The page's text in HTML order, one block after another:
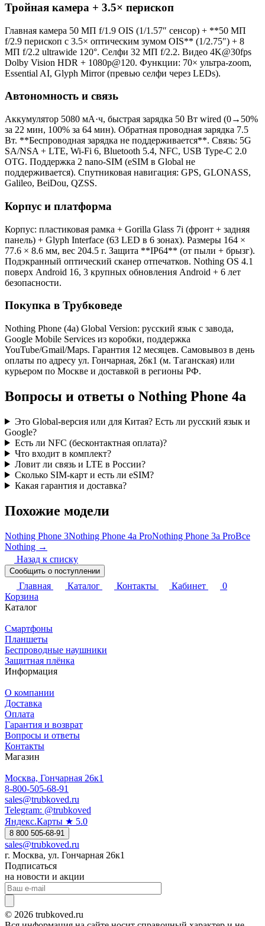
Тройная камера + 3.5× периcкоп
Главная камера 50 МП f/1.9 OIS (1/1.57″ сенсор) + **50 МП
f/2.9 периcкоп с 3.5× оптическим зумом OIS** (1/2.75″) + 8
МП f/2.2 ultrawide 120°. Селфи 32 МП f/2.2. Видео 4K@30fps
Dolby Vision HDR + 1080p@120. Функции: 70× ультра-zoom,
Essential AI, Glyph Mirror (превью селфи через LEDs).
Автономность и связь
Аккумулятор 5080 мА·ч, быстрая зарядка 50 Вт wired (0→50%
за 22 мин, 100% за 64 мин). Обратная проводная зарядка 7.5
Вт. **Беспроводная зарядка не поддерживается**. Связь: 5G
SA/NSA + LTE, Wi-Fi 6, Bluetooth 5.4, NFC, USB Type-C 2.0
OTG. Поддержка 2 nano-SIM (eSIM в Global не
поддерживается). Спутниковая навигация: GPS, GLONASS,
Galileo, BeiDou, QZSS.
Корпус и платформа
Корпус: пластиковая рамка + Gorilla Glass 7i (фронт + задняя
панель) + Glyph Interface (63 LED в 6 зонах). Размеры 164 ×
77.6 × 8.6 мм, вес 204.5 г. Защита **IP64** (от пыли + брызг).
Подэкранный оптический сканер отпечатков. Nothing OS 4.1
поверх Android 16, 3 крупных обновления Android + 6 лет
безопасности.
Покупка в Трубковеде
Nothing Phone (4a) Global Version: русский язык с завода,
Google Mobile Services из коробки, поддержка
YouTube/Gmail/Maps. Гарантия 12 месяцев. Самовывоз в день
оплаты по адресу ул. Гончарная, 26к1 (м. Таганская) или
курьером по Москве и доставкой в регионы РФ.
Вопросы и ответы о Nothing Phone 4a
Это Global-версия или для Китая? Есть ли русский язык и
Google?
Есть ли NFC (бесконтактная оплата)?
Что входит в комплект?
Ловит ли связь и LTE в России?
Сколько SIM-карт и есть ли eSIM?
Какая гарантия и доставка?
Похожие модели
Nothing Phone 3Nothing Phone 4a ProNothing Phone 3a ProВсе
Nothing →
Назад к списку
Сообщить о поступлении
Главная Каталог Контакты Кабинет
0
Корзина
Каталог
Смартфоны
Планшеты
Беспроводные наушники
Защитная плёнка
Информация
О компании
Доставка
Оплата
Гарантия и возврат
Вопросы и ответы
Контакты
Магазин
Москва, Гончарная 26к1
8-800-505-68-91
sales@trubkoved.ru
Telegram: @trubkoved
Яндекс.Карты ★ 5.0
8 800 505-68-91
sales@trubkoved.ru
г. Москва, ул. Гончарная 26к1
Подписаться
на новости и акции
© 2026 trubkoved.ru